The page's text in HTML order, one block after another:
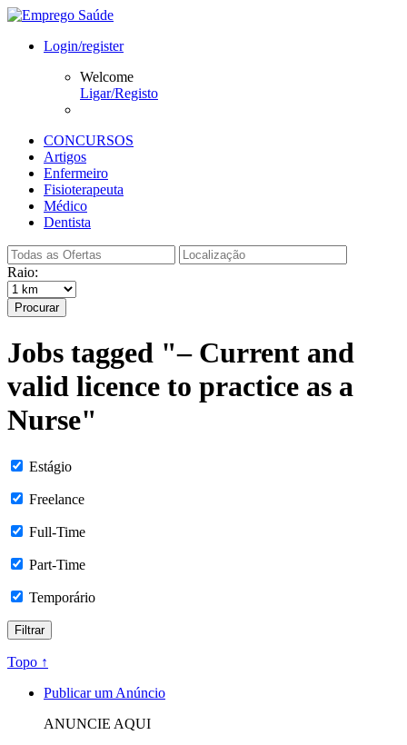
Login/register
Welcome
Ligar/Registo
CONCURSOS
Artigos
Enfermeiro
Fisioterapeuta
Médico
Dentista
Raio:
Procurar
Jobs tagged "– Current and
valid licence to practice as a
Nurse"
Estágio
Freelance
Full-Time
Part-Time
Temporário
Topo ↑
Publicar um Anúncio
ANUNCIE AQUI